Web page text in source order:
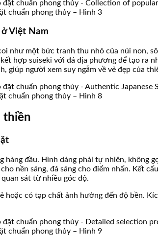
chuẩn phong thủy – Hình 3
Việt Nam
như một bức tranh thu nhỏ của núi non,
hợp suiseki với đá địa phương để tạo
giúp người xem suy ngẫm về vẻ đẹp của
chuẩn phong thủy – Hình 8
thiền
đầu. Hình dáng phải tự nhiên, không
nền sáng, đá sáng cho điểm nhấn. Kết
sát từ nhiều góc độ.
có tạp chất ảnh hưởng đến độ bền.
chuẩn phong thủy – Hình 9